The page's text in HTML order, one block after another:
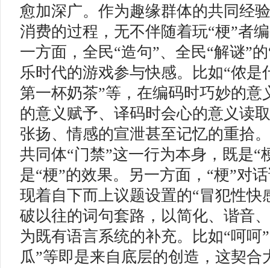
愈加深广。作为趣缘群体的共同经
消费的过程，无不伴随着玩“梗”者
一方面，全民“造句”、全民“解谜”
乐时代的游戏参与快感。比如“侬是
第一杯奶茶”等，在编码时巧妙的意
的意义赋予、译码时会心的意义读
张扬、情感的宣泄甚至记忆的重拾
共同体“门禁”这一行为本身，既是“
是“梗”的效果。另一方面，“梗”对
现着自下而上议题设置的“冒犯性快
破以往的词句套路，以简化、谐音
为既有语言系统的补充。比如“呵呵
瓜”等即是来自底层的创造，这契合